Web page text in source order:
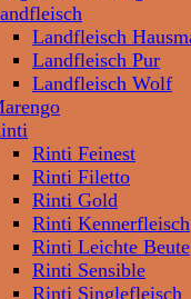
Landfleisch
Landfleisch Pur
Landfleisch Wolf
Rinti Feinest
Rinti Filetto
Rinti Gold
Rinti Kennerfleisch
Rinti Leichte Beute
Rinti Sensible
Rinti Singlefleisch